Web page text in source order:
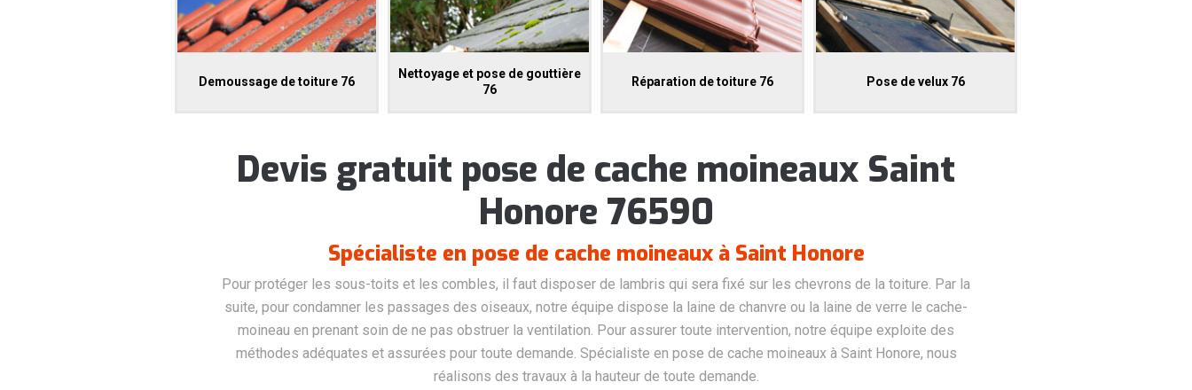
Demoussage de toiture 76
Nettoyage et pose de gouttière
76
Réparation de toiture 76 Pose de velux 76
Devis gratuit pose de cache moineaux Saint
Honore 76590
Spécialiste en pose de cache moineaux à Saint Honore
Pour protéger les sous-toits et les combles, il faut disposer de lambris qui sera fixé sur les chevrons de la toiture. Par la
suite, pour condamner les passages des oiseaux, notre équipe dispose la laine de chanvre ou la laine de verre le cache-
moineau en prenant soin de ne pas obstruer la ventilation. Pour assurer toute intervention, notre équipe exploite des
méthodes adéquates et assurées pour toute demande. Spécialiste en pose de cache moineaux à Saint Honore, nous
réalisons des travaux à la hauteur de toute demande.